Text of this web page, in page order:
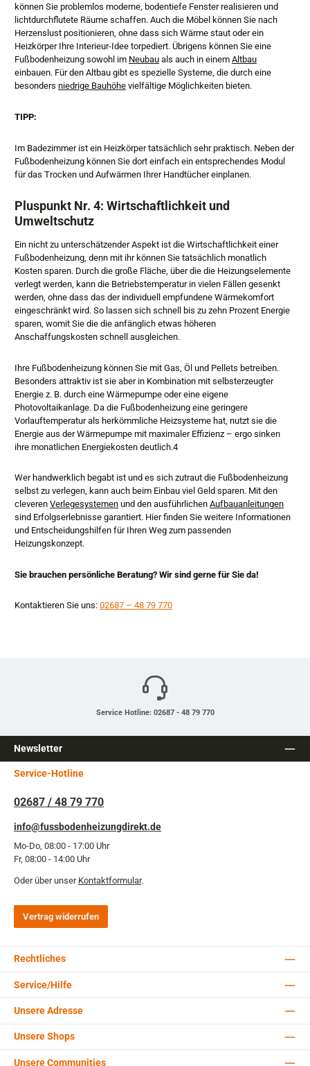
können Sie problemlos moderne, bodentiefe Fenster realisieren und
lichtdurchflutete Räume schaffen. Auch die Möbel können Sie nach
Herzenslust positionieren, ohne dass sich Wärme staut oder ein
Heizkörper Ihre Interieur-Idee torpediert. Übrigens können Sie eine
Fußbodenheizung sowohl im Neubau als auch in einem Altbau
einbauen. Für den Altbau gibt es spezielle Systeme, die durch eine
besonders niedrige Bauhöhe vielfältige Möglichkeiten bieten.
TIPP:
Im Badezimmer ist ein Heizkörper tatsächlich sehr praktisch. Neben der
Fußbodenheizung können Sie dort einfach ein entsprechendes Modul
für das Trocken und Aufwärmen Ihrer Handtücher einplanen.
Pluspunkt Nr. 4: Wirtschaftlichkeit und
Umweltschutz
Ein nicht zu unterschätzender Aspekt ist die Wirtschaftlichkeit einer
Fußbodenheizung, denn mit ihr können Sie tatsächlich monatlich
Kosten sparen. Durch die große Fläche, über die die Heizungselemente
verlegt werden, kann die Betriebstemperatur in vielen Fällen gesenkt
werden, ohne dass das der individuell empfundene Wärmekomfort
eingeschränkt wird. So lassen sich schnell bis zu zehn Prozent Energie
sparen, womit Sie die die anfänglich etwas höheren
Anschaffungskosten schnell ausgleichen.
Ihre Fußbodenheizung können Sie mit Gas, Öl und Pellets betreiben.
Besonders attraktiv ist sie aber in Kombination mit selbsterzeugter
Energie z. B. durch eine Wärmepumpe oder eine eigene
Photovoltaikanlage. Da die Fußbodenheizung eine geringere
Vorlauftemperatur als herkömmliche Heizsysteme hat, nutzt sie die
Energie aus der Wärmepumpe mit maximaler Effizienz – ergo sinken
ihre monatlichen Energiekosten deutlich.4
Wer handwerklich begabt ist und es sich zutraut die Fußbodenheizung
selbst zu verlegen, kann auch beim Einbau viel Geld sparen. Mit den
cleveren Verlegesystemen und den ausführlichen Aufbauanleitungen
sind Erfolgserlebnisse garantiert. Hier finden Sie weitere Informationen
und Entscheidungshilfen für Ihren Weg zum passenden
Heizungskonzept.
Sie brauchen persönliche Beratung? Wir sind gerne für Sie da!
Kontaktieren Sie uns: 02687 – 48 79 770
Service Hotline: 02687 - 48 79 770
Newsletter
Service-Hotline
02687 / 48 79 770
info@fussbodenheizungdirekt.de
Mo-Do, 08:00 - 17:00 Uhr
Fr, 08:00 - 14:00 Uhr
Oder über unser Kontaktformular.
Vertrag widerrufen
Rechtliches
Service/Hilfe
Unsere Adresse
Unsere Communities
Unsere Shops